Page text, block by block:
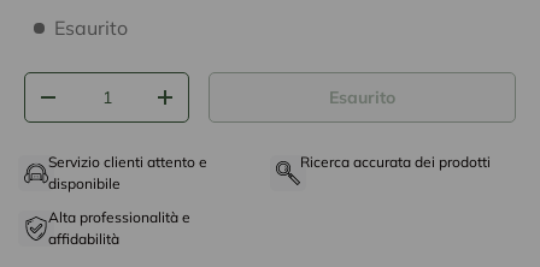
disponibilità prodotto
Esaurito
Q.tà
-
+ Esaurito
Servizio clienti attento e
disponibile
Ricerca accurata dei prodotti
Alta professionalità e
affidabilità